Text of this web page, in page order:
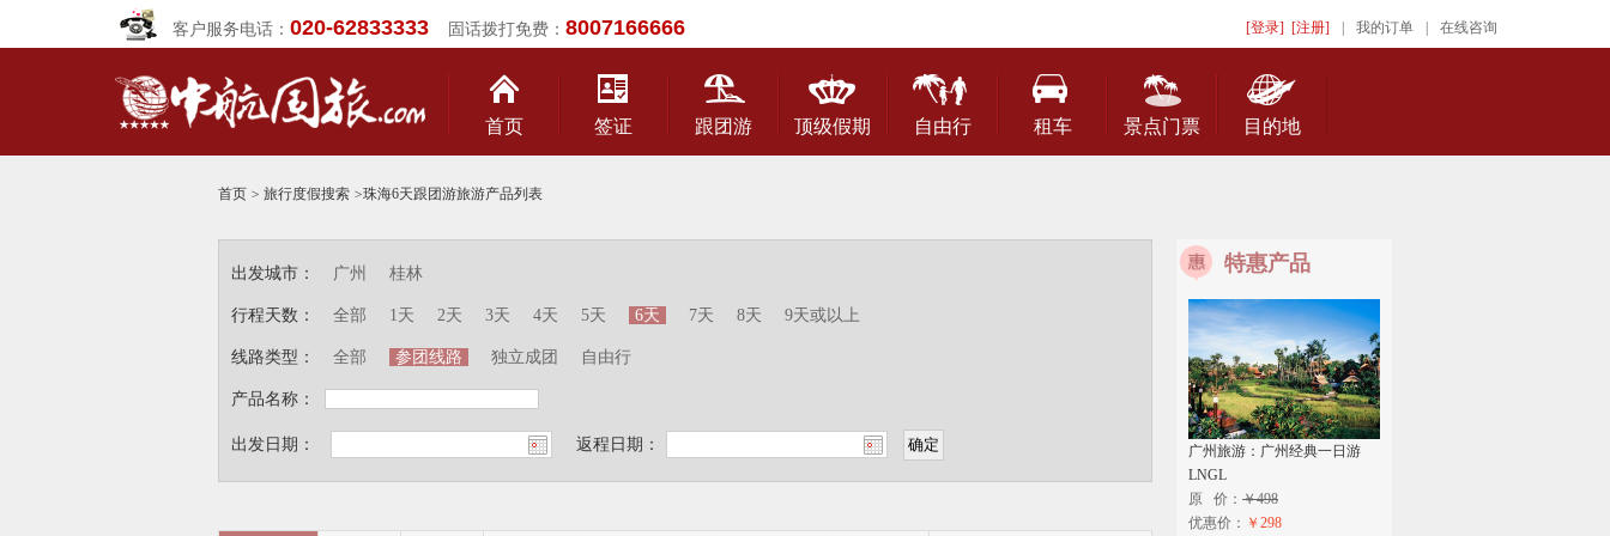
客户服务电话：020-62833333 固话拨打免费：8007166666 [登录] [注册] 我的订单 在线咨询
首页 签证 跟团游 顶级假期 自由行 租车 景点门票 目的地
首页 > 旅行度假搜索 >珠海6天跟团游旅游产品列表
出发城市：
行程天数：
线路类型：
产品名称：
广州 桂林
全部 1天 2天 3天 4天 5天 6天 7天 8天 9天或以上
全部 参团线路 独立成团 自由行
出发日期： 返程日期：
特惠产品
广州旅游：广州经典一日游
LNGL
原 价： ￥498
优惠价： ￥298